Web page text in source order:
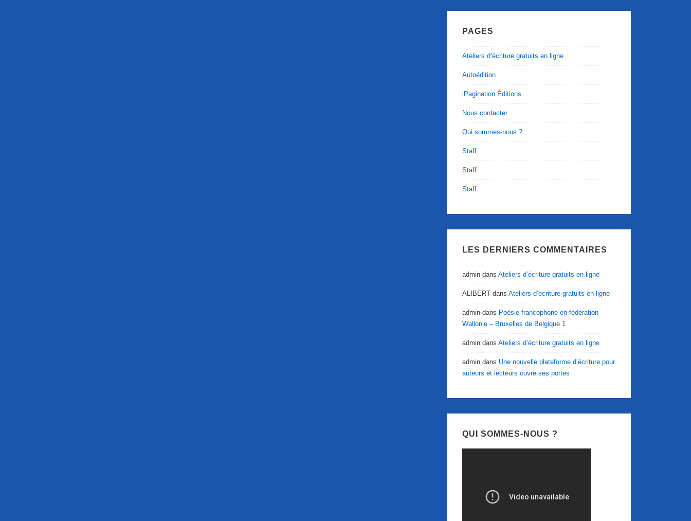
PAGES
Ateliers d’écriture gratuits en ligne
Autoédition
iPagination Éditions
Nous contacter
Qui sommes-nous ?
Staff
Staff
Staff
LES DERNIERS COMMENTAIRES
admin dansAteliers d’écriture gratuits en ligne
ALIBERT dansAteliers d’écriture gratuits en ligne
admin dans Poésie francophone en fédération
Wallonie – Bruxelles de Belgique 1
admin dansAteliers d’écriture gratuits en ligne
admin dans Une nouvelle plateforme d’écriture pour
auteurs et lecteurs ouvre ses portes
QUI SOMMES-NOUS ?